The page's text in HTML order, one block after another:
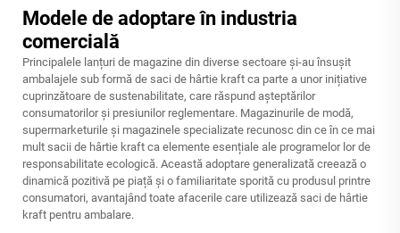
Modele de adoptare în industria
comercială
Principalele lanțuri de magazine din diverse sectoare și-au însușit
ambalajele sub formă de saci de hârtie kraft ca parte a unor inițiative
cuprinzătoare de sustenabilitate, care răspund așteptărilor
consumatorilor și presiunilor reglementare. Magazinurile de modă,
supermarketurile și magazinele specializate recunosc din ce în ce mai
mult sacii de hârtie kraft ca elemente esențiale ale programelor lor de
responsabilitate ecologică. Această adoptare generalizată creează o
dinamică pozitivă pe piață și o familiaritate sporită cu produsul printre
consumatori, avantajând toate afacerile care utilizează saci de hârtie
kraft pentru ambalare.